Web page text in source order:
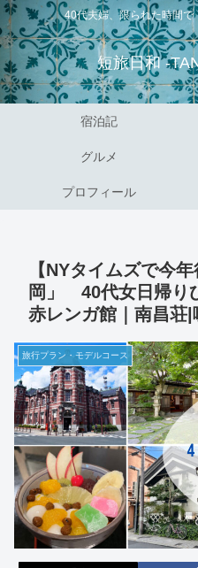
40代夫婦、限られた時間
短旅日和 -
宿泊記
グルメ
プロフィール
【NYタイムズで今
岡」 40代女日帰り
赤レンガ館｜南昌荘|
旅行プラン・モデルコース